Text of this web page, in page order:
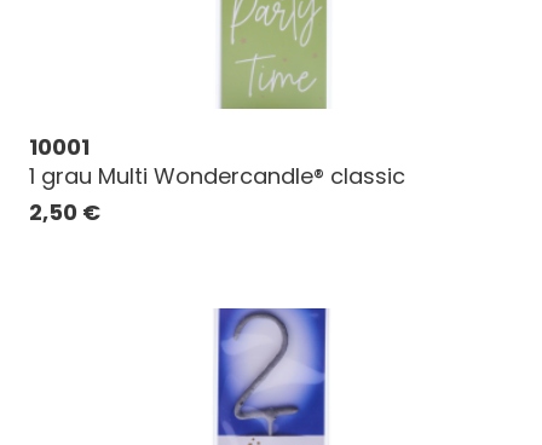
10001
1 grau Multi Wondercandle® classic
2,50 €